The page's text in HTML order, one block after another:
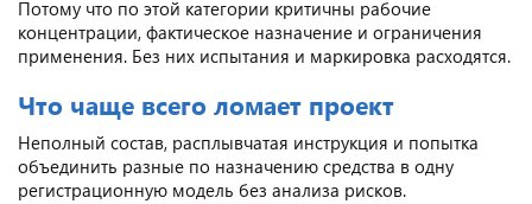
Потому что по этой категории критичны рабочие
концентрации, фактическое назначение и ограничения
применения. Без них испытания и маркировка расходятся.
Что чаще всего ломает проект
Неполный состав, расплывчатая инструкция и попытка
объединить разные по назначению средства в одну
регистрационную модель без анализа рисков.